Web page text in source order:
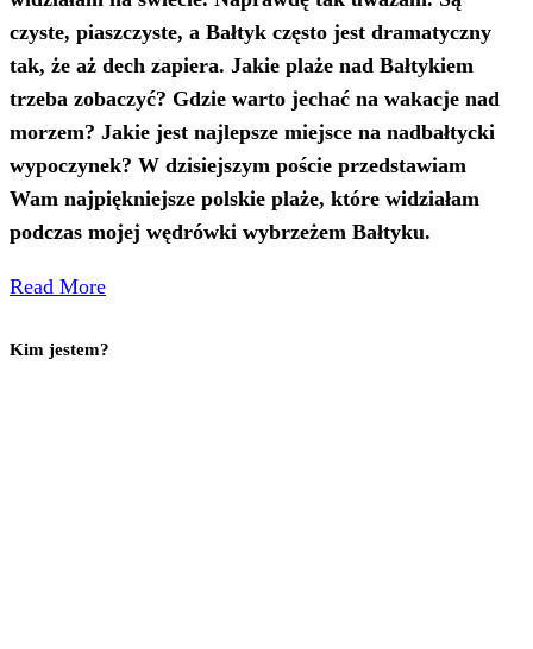
czyste, piaszczyste, a Bałtyk często jest dramatyczny
tak, że aż dech zapiera. Jakie plaże nad Bałtykiem
trzeba zobaczyć? Gdzie warto jechać na wakacje nad
morzem? Jakie jest najlepsze miejsce na nadbałtycki
wypoczynek? W dzisiejszym poście przedstawiam
Wam najpiękniejsze polskie plaże, które widziałam
podczas mojej wędrówki wybrzeżem Bałtyku.
Read More
Kim jestem?